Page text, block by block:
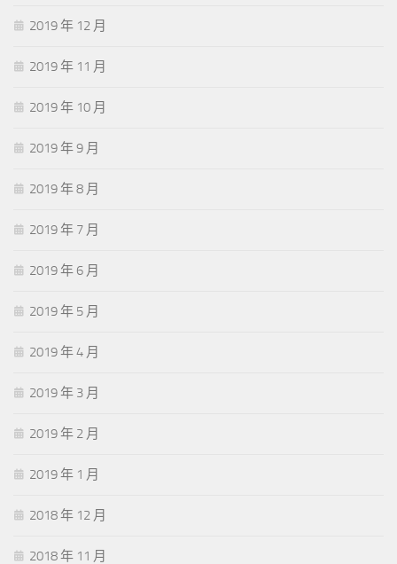
2019 年 12 月
2019 年 11 月
2019 年 10 月
2019 年 9 月
2019 年 8 月
2019 年 7 月
2019 年 6 月
2019 年 5 月
2019 年 4 月
2019 年 3 月
2019 年 2 月
2019 年 1 月
2018 年 12 月
2018 年 11 月